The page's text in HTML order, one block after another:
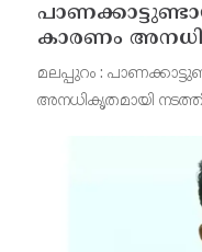
കാരണം
പാറപൊട്ടിക്കൽ
കുഞ്ഞാലിക്കുട്ടി
മലപ്പുറം :
അനധികൃതമായി
അനുമതി